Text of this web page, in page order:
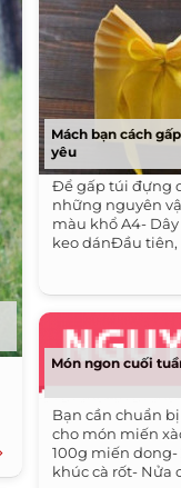
Mách bạn cách
yêu
Để gấp túi đựng
những nguyên
màu khổ A4-
keo dánĐầu tiên,
Món ngon cuối
Bạn cần chuẩn
cho món miến
100g miến dong-
khúc cà rốt- Nửa